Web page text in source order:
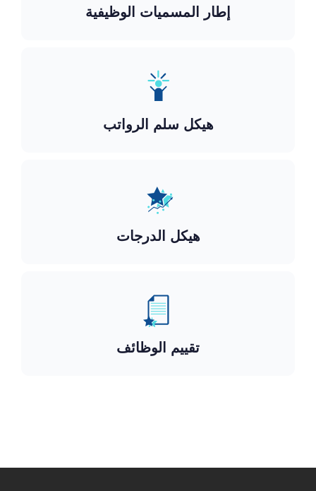
إطار المسميات الوظيفية
هيكل سلم الرواتب
هيكل الدرجات
تقييم الوظائف